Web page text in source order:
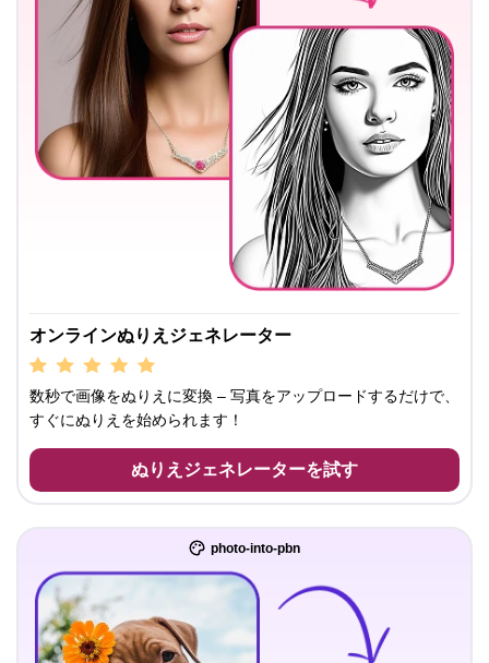
オンラインぬりえジェネレーター
数秒で画像をぬりえに変換 – 写真をアップロードするだけで、
すぐにぬりえを始められます！
ぬりえジェネレーターを試す
photo-into-pbn